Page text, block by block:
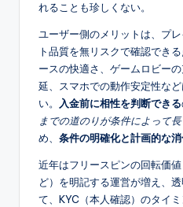
れることも珍しくない。
ユーザー側のメリットは、プ
ト品質を無リスクで確認でき
ースの快適さ、ゲームロビー
延、スマホでの動作安定性な
い。
入金前に相性を判断できる
までの道のりが条件によって
め、 条件の明確化と計画的な
近年はフリースピンの回転価
ど）を明記する運営が増え、
て、KYC（本人確認）のタイ